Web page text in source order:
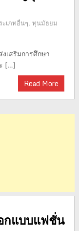
เภทอื่นๆ ทุนมัธยม
เสริมการศึกษา
[…]
Read More
กแบบแฟชั่น